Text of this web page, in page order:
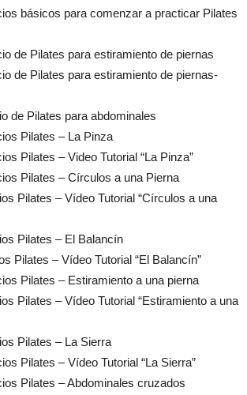
básicos para comenzar a practicar Pilates
de Pilates para estiramiento de piernas
de Pilates para estiramiento de piernas-
Pilates para abdominales
Pilates – La Pinza
Pilates – Video Tutorial “La Pinza”
Pilates – Círculos a una Pierna
Pilates – Vídeo Tutorial “Círculos a una
Pilates – El Balancín
Pilates – Vídeo Tutorial “El Balancín”
Pilates – Estiramiento a una pierna
Pilates – Vídeo Tutorial “Estiramiento a una
Pilates – La Sierra
Pilates – Vídeo Tutorial “La Sierra”
Pilates – Abdominales cruzados